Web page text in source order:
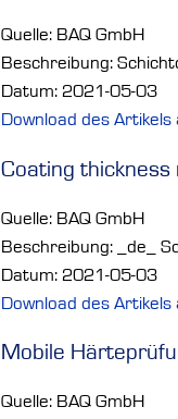
Quelle: BAQ GmbH
Beschreibung:
Datum: 2021-05-03
Download des Artikels
Coating
Quelle: BAQ GmbH
Beschreibung: _de_
Datum: 2021-05-03
Download des Artikels
Mobile
Quelle: BAQ GmbH